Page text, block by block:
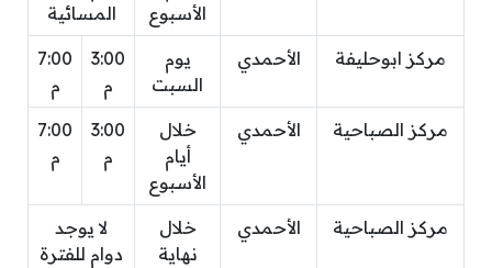
الأسبوع
المسائية
مركز ابوحليفة الأحمدي
يوم
السبت
3:00
م
7:00
م
مركز الصباحية الأحمدي
خلال
أيام
الأسبوع
3:00
م
7:00
م
مركز الصباحية الأحمدي
خلال
نهاية
لا يوجد
دوام للفترة